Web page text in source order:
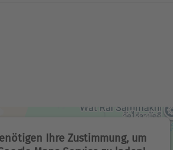
Ihre Zustimmung, um